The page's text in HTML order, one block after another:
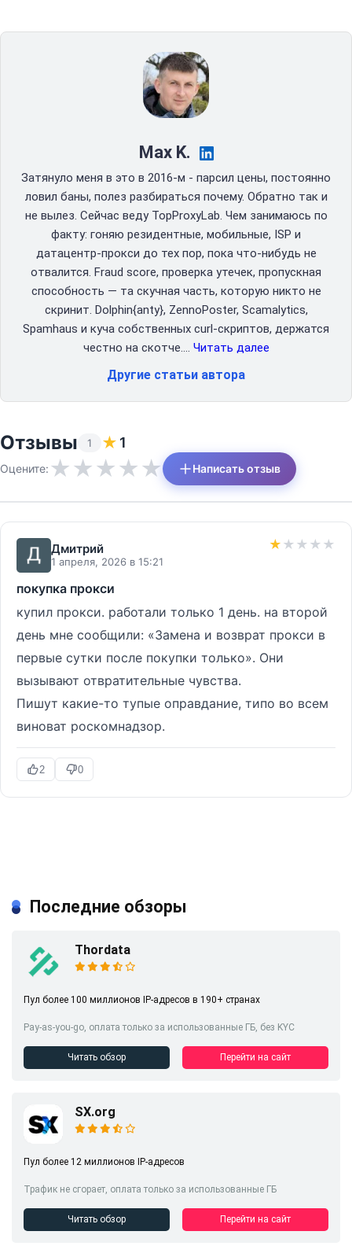
Max K.
Затянуло меня в это в 2016-м - парсил цены, постоянно
ловил баны, полез разбираться почему. Обратно так и
не вылез. Сейчас веду TopProxyLab. Чем занимаюсь по
факту: гоняю резидентные, мобильные, ISP и
датацентр-прокси до тех пор, пока что-нибудь не
отвалится. Fraud score, проверка утечек, пропускная
способность — та скучная часть, которую никто не
скринит. Dolphin{anty}, ZennoPoster, Scamalytics,
Spamhaus и куча собственных curl-скриптов, держатся
честно на скотче.… Читать далее
Другие статьи автора
Отзывы 1 ★ 1
Оцените: ★★★★★ Написать отзыв
Дмитрий
1 апреля, 2026 в 15:21
★ ★ ★ ★ ★
покупка прокси
купил прокси. работали только 1 день. на второй
день мне сообщили: «Замена и возврат прокси в
первые сутки после покупки только». Они
вызывают отвратительные чувства.
Пишут какие-то тупые оправдание, типо во всем
виноват роскомнадзор.
2 0
Последние обзоры
Thordata
Пул более 100 миллионов IP-адресов в 190+ странах
Pay-as-you-go, оплата только за использованные ГБ, без KYC
Читать обзор Перейти на сайт
SX.org
Пул более 12 миллионов IP-адресов
Трафик не сгорает, оплата только за использованные ГБ
Читать обзор Перейти на сайт